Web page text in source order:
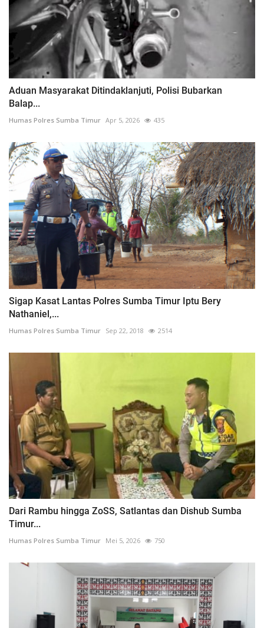
Aduan Masyarakat Ditindaklanjuti, Polisi Bubarkan
Balap...
Humas Polres Sumba Timur Apr 5, 2026 435
Sigap Kasat Lantas Polres Sumba Timur Iptu Bery
Nathaniel,...
Humas Polres Sumba Timur Sep 22, 2018 2514
Dari Rambu hingga ZoSS, Satlantas dan Dishub Sumba
Timur...
Humas Polres Sumba Timur Mei 5, 2026 750